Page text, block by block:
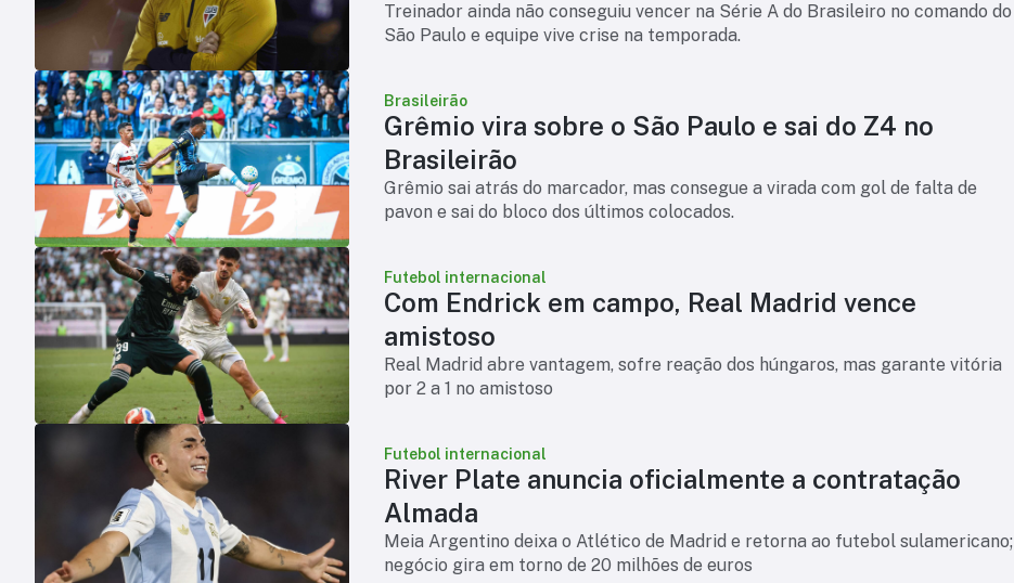
Treinador ainda não conseguiu vencer na Série A do Brasileiro no comando do
São Paulo e equipe vive crise na temporada.
Brasileirão
Grêmio vira sobre o São Paulo e sai do Z4 no
Brasileirão
Grêmio sai atrás do marcador, mas consegue a virada com gol de falta de
pavon e sai do bloco dos últimos colocados.
Futebol internacional
Com Endrick em campo, Real Madrid vence
amistoso
Real Madrid abre vantagem, sofre reação dos húngaros, mas garante vitória
por 2 a 1 no amistoso
Futebol internacional
River Plate anuncia oficialmente a contratação
Almada
Meia Argentino deixa o Atlético de Madrid e retorna ao futebol sulamericano;
negócio gira em torno de 20 milhões de euros